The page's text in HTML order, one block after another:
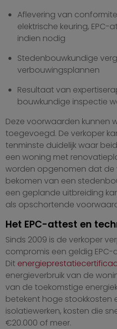
Aflevering van
elektrische keuring,
indien nodig
Stedenbouwkundige
verbouwingsplannen
Resultaat van
bouwkundige inspectie
Deze voorwaarden kunnen
toegevoegd. De verkoper
tenminste duidelijk waar
een woning met
worden opgenomen dat
bekomen van een
een geplande uitbreiding
als opschortende
Het EPC-attest en
Sinds 2009 is de verkoper
compromis een geldig
Dit
energieverbruik van de
van de toekomstige
betekent hoge stookkosten
isolatiewerken, kosten die
€20.000 of meer.